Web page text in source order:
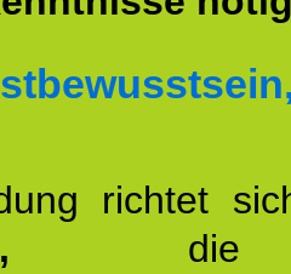
richtet
die